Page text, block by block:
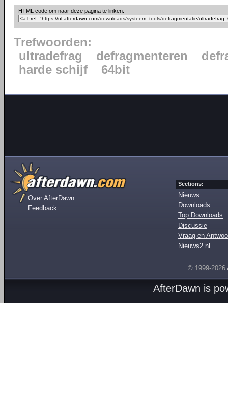
HTML code om naar deze pagina te linken:
Trefwoorden:
ultradefrag
defragmenteren
harde schijf
64bit
Over AfterDawn
Feedback
Sections:
Nieuws
Downloads
Top Downloads
Discussie
Vraag en
Nieuws2.nl
© 1999-2026
AfterDawn is